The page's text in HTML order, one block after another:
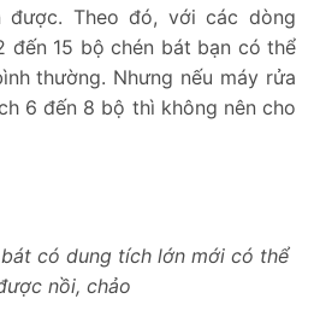
được. Theo đó, với các dòng
đến 15 bộ chén bát bạn có thể
thường. Nhưng nếu máy rửa
6 đến 8 bộ thì không nên cho
có dung tích lớn mới có thể
nồi, chảo